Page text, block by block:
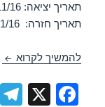
תאריך יציאה: 20/11/16
תאריך חזרה: 23/11/16
להמשיך לקרוא
F
X